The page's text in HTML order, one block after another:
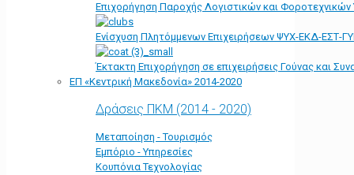
Επιχορήγηση Παροχής Λογιστικών και
Ενίσχυση Πλητόμμενων Επιχειρήσεων ΨΥΧ-ΕΚΔ-ΕΣΤ-
Έκτακτη Επιχορήγηση σε επιχειρήσεις Γούνας και
ΕΠ «Kεντρική Μακεδονία» 2014-2020
Δράσεις ΠΚΜ (2014 - 2020)
Μεταποίηση - Τουρισμός
Εμπόριο - Υπηρεσίες
Κουπόνια Τεχνολογίας